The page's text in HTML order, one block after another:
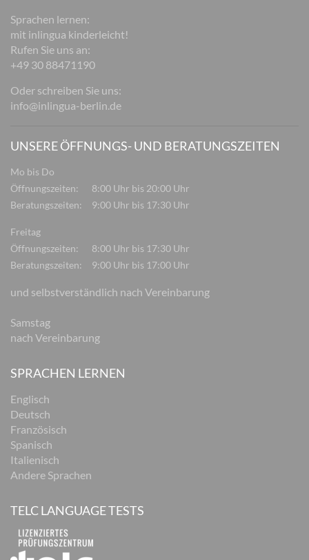
Sprachen lernen:
mit inlingua kinderleicht!
Rufen Sie uns an:
+49 30 88471190
Oder schreiben Sie uns:
info@inlingua-berlin.de
UNSERE ÖFFNUNGS- UND BERATUNGSZEITEN
Mo bis Do
Öffnungszeiten:
8:00 Uhr bis 20:00 Uhr
Beratungszeiten:
9:00 Uhr bis 17:30 Uhr
Freitag
Öffnungszeiten:
8:00 Uhr bis 17:30 Uhr
Beratungszeiten:
9:00 Uhr bis 17:00 Uhr
und selbstverständlich nach Vereinbarung
Samstag
nach Vereinbarung
SPRACHEN LERNEN
Englisch
Deutsch
Französisch
Spanisch
Italienisch
Andere Sprachen
TELC LANGUAGE TESTS